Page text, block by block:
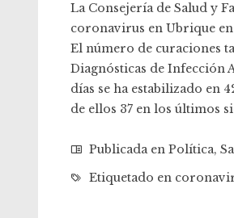
La Consejería de Salud y
coronavirus en Ubrique en
El número de curaciones
Diagnósticas de Infección
días se ha estabilizado en
de ellos 37 en los últimos
Publicada en Política,
Etiquetado en